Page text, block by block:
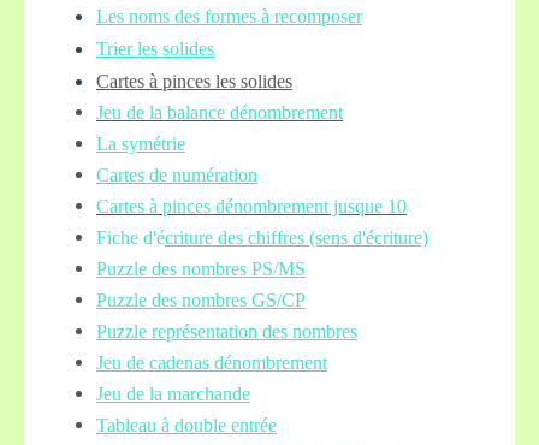
Les noms des formes à recomposer
Trier les solides
Cartes à pinces les solides
Jeu de la balance dénombrement
La symétrie
Cartes de numération
Cartes à pinces dénombrement jusque 10
Fiche d'écriture des chiffres (sens d'écriture)
Puzzle des nombres PS/MS
Puzzle des nombres GS/CP
Puzzle représentation des nombres
Jeu de cadenas dénombrement
Jeu de la marchande
Tableau à double entrée